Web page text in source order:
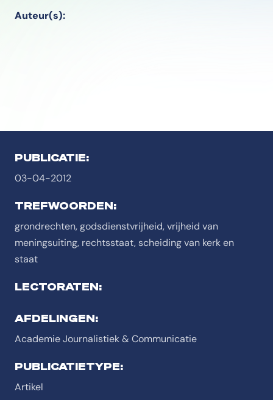
Auteur(s):
PUBLICATIE:
03-04-2012
TREFWOORDEN:
grondrechten, godsdienstvrijheid, vrijheid van
meningsuiting, rechtsstaat, scheiding van kerk en
staat
LECTORATEN:
AFDELINGEN:
Academie Journalistiek & Communicatie
PUBLICATIETYPE:
Artikel